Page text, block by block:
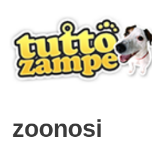
contenuto
zoonosi